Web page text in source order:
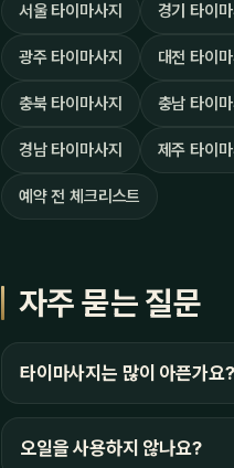
서울 타이마사지 경기 타이마
광주 타이마사지 대전 타이마
충북 타이마사지 충남 타이마
경남 타이마사지 제주 타이마
예약 전 체크리스트
자주 묻는 질문
타이마사지는 많이 아픈가요?
오일을 사용하지 않나요?